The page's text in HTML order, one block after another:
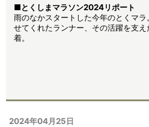
■とくしまマラソン2024リポート
雨のなかスタートした今年のとくマ
せてくれたランナー、その活躍を支
着。
2024年04月25日